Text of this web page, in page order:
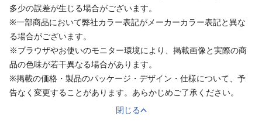
多少の誤差が生じる場合がございます。
※一部商品において弊社カラー表記がメーカーカラー表記と異な
る場合がございます。
※ブラウザやお使いのモニター環境により、掲載画像と実際の商
品の色味が若干異なる場合があります。
※掲載の価格・製品のパッケージ・デザイン・仕様について、予
告なく変更することがあります。あらかじめご了承ください。
閉じる